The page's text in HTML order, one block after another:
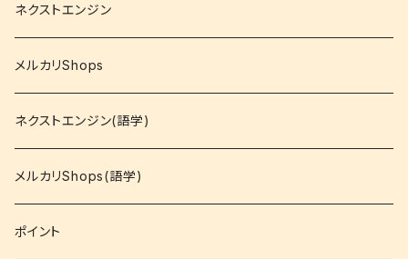
関西大学テキスト
就活
資格
コミック
文庫
ネクストエンジン
メルカリShops
ネクストエンジン(語学)
メルカリShops(語学)
ポイント